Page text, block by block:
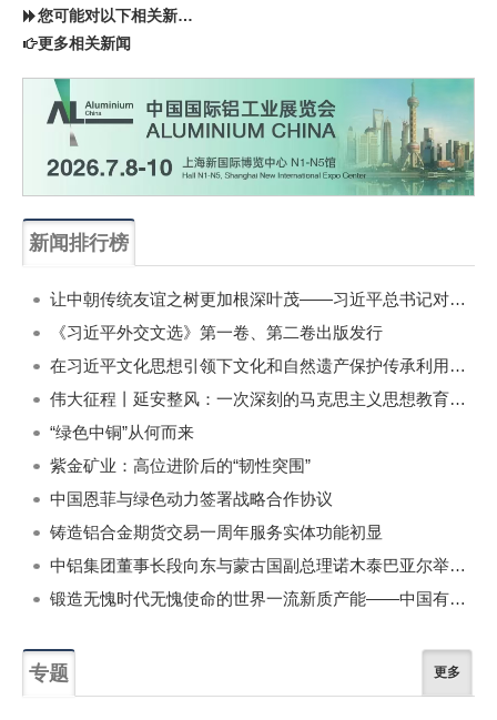
您可能对以下相关新闻同样感兴趣
更多相关新闻
新闻排行榜
让中朝传统友谊之树更加根深叶茂——习近平总书记对朝鲜进行国事访问纪实
《习近平外交文选》第一卷、第二卷出版发行
在习近平文化思想引领下文化和自然遗产保护传承利用工作开创新局面
伟大征程丨延安整风：一次深刻的马克思主义思想教育运动
“绿色中铜”从何而来
紫金矿业：高位进阶后的“韧性突围”
中国恩菲与绿色动力签署战略合作协议
铸造铝合金期货交易一周年服务实体功能初显
中铝集团董事长段向东与蒙古国副总理诺木泰巴亚尔举行会谈
锻造无愧时代无愧使命的世界一流新质产能——中国有色金属工业的战略应对与破局之道（二）
专题 更多